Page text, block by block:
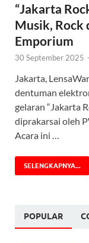
“Jakarta
Musik, Rock
Emporium
30 September 2025 -
Jakarta,
dentuman
gelaran “Jakarta
diprakarsai oleh
Acara ini …
SELENGKAPNYA...
POPULAR